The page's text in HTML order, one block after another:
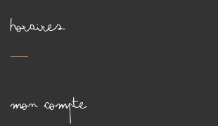
HORAIRES
MON COMPTE